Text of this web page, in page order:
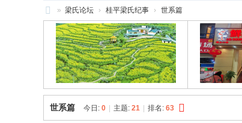
» 梁氏论坛 › 桂平梁氏纪事 › 世系篇
世系篇 今日: 0 主题: 21 排名: 63